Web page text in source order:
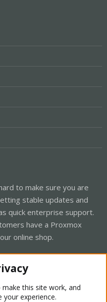
to make sure you are
stable updates and
quick enterprise support.
have a Proxmox
online shop.
this site work, and
experience.